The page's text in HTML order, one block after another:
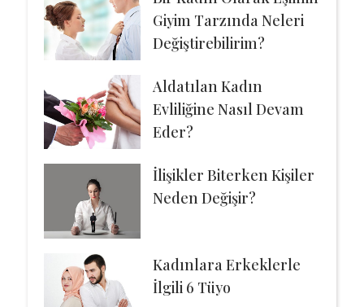
Giyim Tarzında Neleri
Değiştirebilirim?
Aldatılan Kadın
Evliliğine Nasıl Devam
Eder?
İlişikler Biterken Kişiler
Neden Değişir?
Kadınlara Erkeklerle
İlgili 6 Tüyo